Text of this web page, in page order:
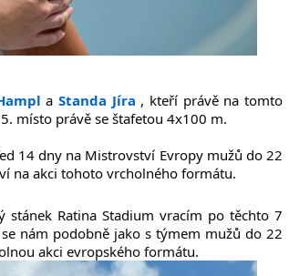
a Standa Jíra , kteří právě na tomto
místo právě se štafetou 4x100 m.
14 dny na Mistrovství Evropy mužů do 22
na akci tohoto vrcholného formátu.
Ratina Stadium vracím po těchto 7
nám podobně jako s týmem mužů do 22
akci evropského formátu.